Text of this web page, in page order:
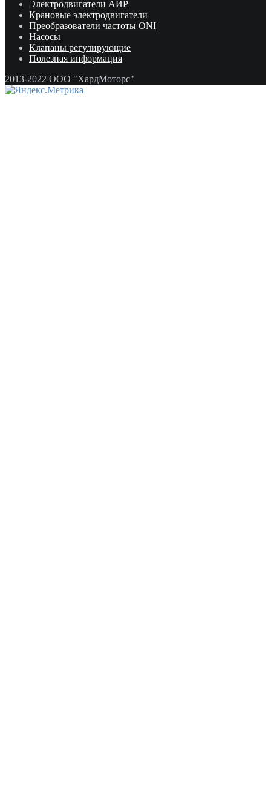
Электродвигатели АИР
Крановые электродвигатели
Преобразователи частоты ONI
Насосы
Клапаны регулирующие
Полезная информация
2013-2022 ООО "ХардМоторс"